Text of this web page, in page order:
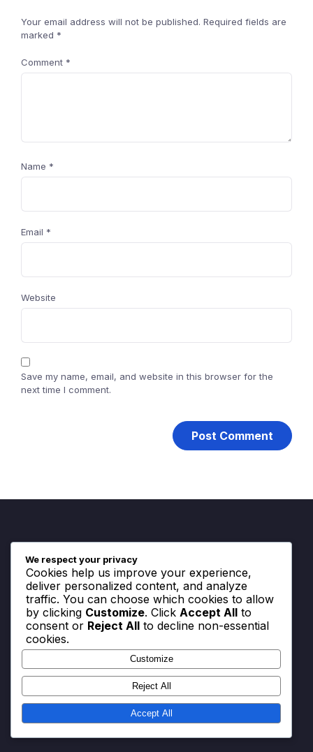
Your email address will not be published. Required fields are
marked *
Comment *
Name *
Email *
Website
Save my name, email, and website in this browser for the
next time I comment.
Juridisch
Cookiebeleid
Gebruikersovereenkomst
Jouw privacy
Over
Bereik ons
We respect your privacy
Cookies help us improve your experience,
deliver personalized content, and analyze
traffic. You can choose which cookies to allow
by clicking Customize. Click Accept All to
consent or Reject All to decline non-essential
cookies.
Customize
Reject All
Accept All